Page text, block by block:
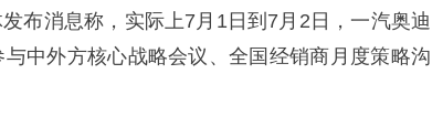
布消息称，实际上7月1日到7月2日，一汽奥迪
中外方核心战略会议、全国经销商月度策略沟